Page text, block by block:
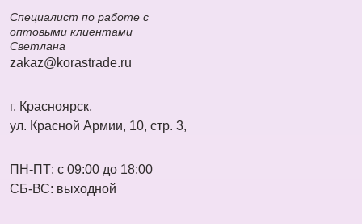
Специалист по работе с
оптовыми клиентами
Светлана
zakaz@korastrade.ru
г. Красноярск,
ул. Красной Армии, 10, стр. 3,
ПН-ПТ: с 09:00 до 18:00
СБ-ВС: выходной